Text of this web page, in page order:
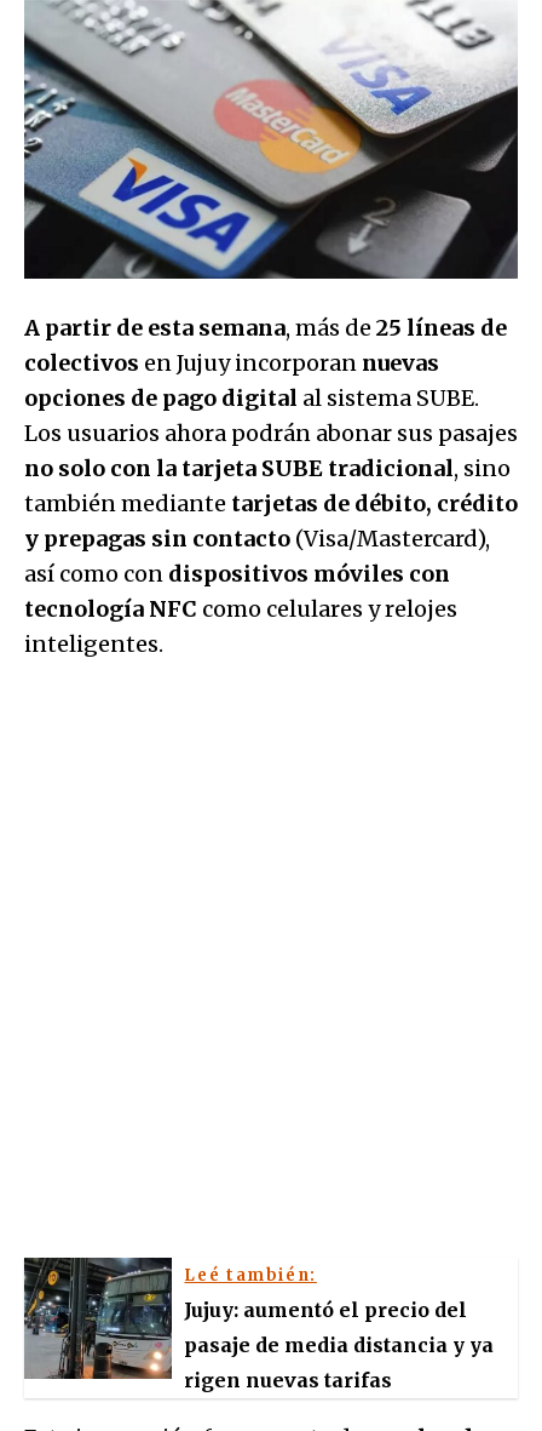
A partir de esta semana, más de 25 líneas de
colectivos en Jujuy incorporan nuevas
opciones de pago digital al sistema SUBE.
Los usuarios ahora podrán abonar sus pasajes
no solo con la tarjeta SUBE tradicional, sino
también mediante tarjetas de débito, crédito
y prepagas sin contacto (Visa/Mastercard),
así como con dispositivos móviles con
tecnología NFC como celulares y relojes
inteligentes.
Leé también:
Jujuy: aumentó el precio del
pasaje de media distancia y ya
rigen nuevas tarifas